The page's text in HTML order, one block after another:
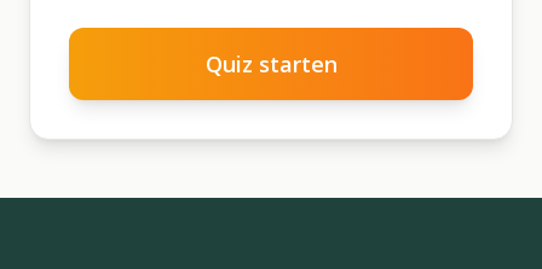
Quiz starten